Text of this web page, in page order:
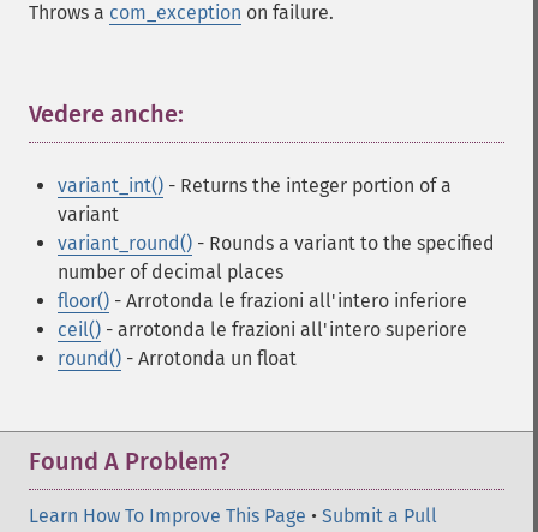
Throws a com_exception on failure.
Vedere anche:
variant_int() - Returns the integer portion of a
variant
variant_round() - Rounds a variant to the specified
number of decimal places
floor() - Arrotonda le frazioni all'intero inferiore
ceil() - arrotonda le frazioni all'intero superiore
round() - Arrotonda un float
Found A Problem?
Learn How To Improve This Page • Submit a Pull